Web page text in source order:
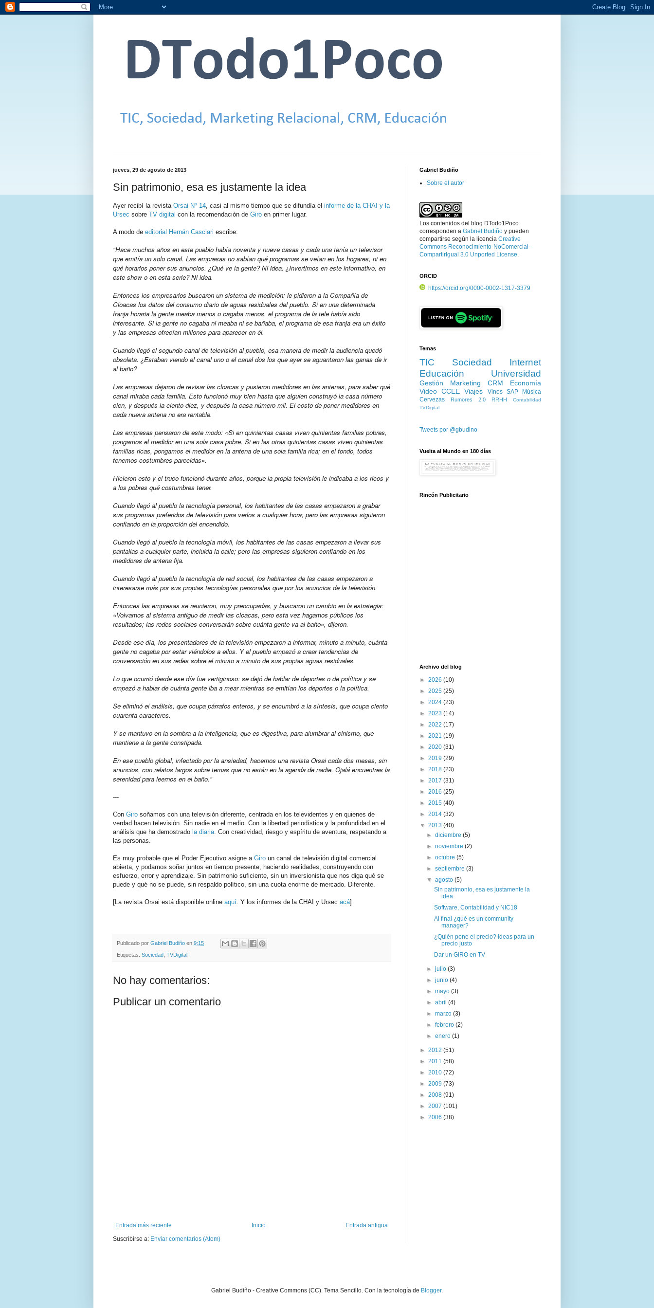
jueves, 29 de agosto de 2013
Sin patrimonio, esa es justamente la idea
Ayer recibí la revista Orsai Nº 14 , casi al mismo tiempo que se difundía el informe de la CHAI y la
Ursec sobre TV digital con la recomendación de Giro en primer lugar.
A modo de editorial Hernán Casciari escribe:
"Hace muchos años en este pueblo había noventa y nueve casas y cada una tenía un televisor
que emitía un solo canal. Las empresas no sabían qué programas se veían en los hogares, ni en
qué horarios poner sus anuncios. ¿Qué ve la gente? Ni idea. ¿Invertimos en este informativo, en
este show o en esta serie? Ni idea.
Entonces los empresarios buscaron un sistema de medición: le pidieron a la Compañía de
Cloacas los datos del consumo diario de aguas residuales del pueblo. Si en una determinada
franja horaria la gente meaba menos o cagaba menos, el programa de la tele había sido
interesante. Si la gente no cagaba ni meaba ni se bañaba, el programa de esa franja era un éxito
y las empresas ofrecían millones para aparecer en él.
Cuando llegó el segundo canal de televisión al pueblo, esa manera de medir la audiencia quedó
obsoleta. ¿Estaban viendo el canal uno o el canal dos los que ayer se aguantaron las ganas de ir
al baño?
Las empresas dejaron de revisar las cloacas y pusieron medidores en las antenas, para saber qué
canal miraba cada familia. Esto funcionó muy bien hasta que alguien construyó la casa número
cien, y después la ciento diez, y después la casa número mil. El costo de poner medidores en
cada nueva antena no era rentable.
Las empresas pensaron de este modo: «Si en quinientas casas viven quinientas familias pobres,
pongamos el medidor en una sola casa pobre. Si en las otras quinientas casas viven quinientas
familias ricas, pongamos el medidor en la antena de una sola familia rica; en el fondo, todos
tenemos costumbres parecidas».
Hicieron esto y el truco funcionó durante años, porque la propia televisión le indicaba a los ricos y
a los pobres qué costumbres tener.
Cuando llegó al pueblo la tecnología personal, los habitantes de las casas empezaron a grabar
sus programas preferidos de televisión para verlos a cualquier hora; pero las empresas siguieron
confiando en la proporción del encendido.
Cuando llegó al pueblo la tecnología móvil, los habitantes de las casas empezaron a llevar sus
pantallas a cualquier parte, incluida la calle; pero las empresas siguieron confiando en los
medidores de antena fija.
Cuando llegó al pueblo la tecnología de red social, los habitantes de las casas empezaron a
interesarse más por sus propias tecnologías personales que por los anuncios de la televisión.
Entonces las empresas se reunieron, muy preocupadas, y buscaron un cambio en la estrategia:
«Volvamos al sistema antiguo de medir las cloacas, pero esta vez hagamos públicos los
resultados; las redes sociales conversarán sobre cuánta gente va al baño», dijeron.
Desde ese día, los presentadores de la televisión empezaron a informar, minuto a minuto, cuánta
gente no cagaba por estar viéndolos a ellos. Y el pueblo empezó a crear tendencias de
conversación en sus redes sobre el minuto a minuto de sus propias aguas residuales.
Lo que ocurrió desde ese día fue vertiginoso: se dejó de hablar de deportes o de política y se
empezó a hablar de cuánta gente iba a mear mientras se emitían los deportes o la política.
Se eliminó el análisis, que ocupa párrafos enteros, y se encumbró a la síntesis, que ocupa ciento
cuarenta caracteres.
Y se mantuvo en la sombra a la inteligencia, que es digestiva, para alumbrar al cinismo, que
mantiene a la gente constipada.
En ese pueblo global, infectado por la ansiedad, hacemos una revista Orsai cada dos meses, sin
anuncios, con relatos largos sobre temas que no están en la agenda de nadie. Ojalá encuentres la
serenidad para leernos en el baño."
---
Con Giro soñamos con una televisión diferente, centrada en los televidentes y en quienes de
verdad hacen televisión. Sin nadie en el medio. Con la libertad periodística y la profundidad en el
análisis que ha demostrado la diaria . Con creatividad, riesgo y espíritu de aventura, respetando a
las personas.
Es muy probable que el Poder Ejecutivo asigne a Giro un canal de televisión digital comercial
abierta, y podamos soñar juntos en tiempo presente, haciendo realidades, construyendo con
esfuerzo, error y aprendizaje. Sin patrimonio suficiente, sin un inversionista que nos diga qué se
puede y qué no se puede, sin respaldo político, sin una cuota enorme de mercado. Diferente.
[La revista Orsai está disponible online aquí . Y los informes de la CHAI y Ursec acá]
Publicado por Gabriel Budiño en 9:15
Etiquetas: Sociedad TVDigital
No hay comentarios:
Publicar un comentario
Entrada más reciente Entrada antigua
Inicio
Suscribirse a: Enviar comentarios (Atom)
Gabriel Budiño
Sobre el autor
Los contenidos del blog DTodo1Poco
corresponden a Gabriel Budiño y pueden
compartirse según la licencia Creative
Commons Reconocimiento-NoComercial-
CompartirIgual 3.0 Unported License.
ORCID
https://orcid.org/0000-0002-1317-3379
Temas
TIC Sociedad
Internet
Educación
Universidad
Gestión Marketing CRM
Economía
Video CCEE Viajes Vinos SAP
Música
Cervezas
Rumores 2.0 RRHH
Contabilidad
TVDigital
Tweets por @gbudino
Vuelta al Mundo en 180 días
Rincón Publicitario
Archivo del blog
► 2026 (10)
► 2025 (25)
► 2024 (23)
► 2023 (14)
► 2022 (17)
► 2021 (19)
► 2020 (31)
► 2019 (29)
► 2018 (23)
► 2017 (31)
► 2016 (25)
► 2015 (40)
► 2014 (32)
▼ 2013 (40)
►diciembre(5)
►noviembre(2)
►octubre(5)
►septiembre(3)
▼agosto(5)
Sin patrimonio, esa es justamente la
idea
Software, Contabilidad y NIC18
Al final ¿qué es un community
manager?
¿Quién pone el precio? Ideas para un
precio justo
Dar un GIRO en TV
►julio(3)
►junio(4)
►mayo(3)
►abril(4)
►marzo(3)
►febrero(2)
►enero(1)
► 2012 (51)
► 2011 (58)
► 2010 (72)
► 2009 (73)
► 2008 (91)
► 2007 (101)
► 2006 (38)
Gabriel Budiño - Creative Commons (CC). Tema Sencillo. Con la tecnología de Blogger.